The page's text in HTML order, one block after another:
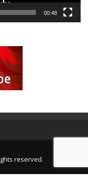
00:48
reserved.